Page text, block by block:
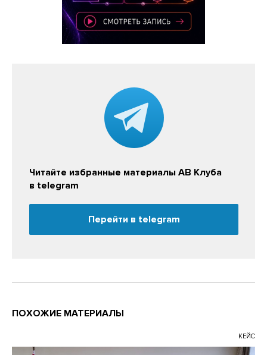
Читайте избранные материалы АВ Клуба
в telegram
Перейти в telegram
ПОХОЖИЕ МАТЕРИАЛЫ
КЕЙС